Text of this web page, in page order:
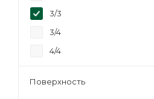
3/3
3/4
4/4
Поверхность